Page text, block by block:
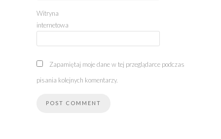
Witryna
internetowa
Zapamiętaj moje dane w tej przeglądarce podczas
pisania kolejnych komentarzy.